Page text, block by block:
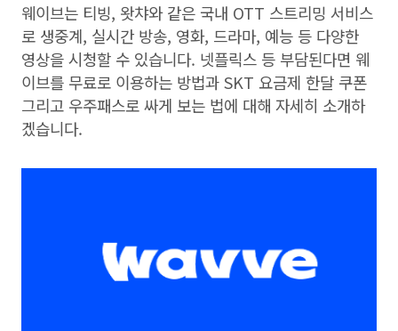
웨이브는 티빙, 왓챠와 같은 국내 OTT 스트리밍 서비스
로 생중계, 실시간 방송, 영화, 드라마, 예능 등 다양한
영상을 시청할 수 있습니다. 넷플릭스 등 부담된다면 웨
이브를 무료로 이용하는 방법과SKT 요금제 한달 쿠폰
그리고 우주패스로 싸게 보는 법에 대해 자세히 소개하
겠습니다.